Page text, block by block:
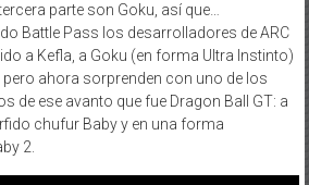
parte son Goku, así que…
Battle Pass los desarrolladores de ARC
a Kefla, a Goku (en forma Ultra Instinto)
ahora sorprenden con uno de los
de ese avanto que fue Dragon Ball GT: a
chufur Baby y en una forma
2.